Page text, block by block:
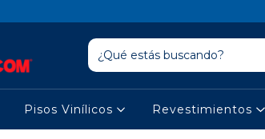
Pisos Vinílicos Revestimientos